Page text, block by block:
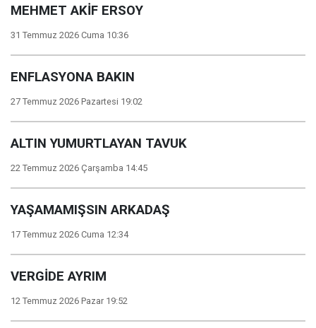
MEHMET AKİF ERSOY
31 Temmuz 2026 Cuma 10:36
ENFLASYONA BAKIN
27 Temmuz 2026 Pazartesi 19:02
ALTIN YUMURTLAYAN TAVUK
22 Temmuz 2026 Çarşamba 14:45
YAŞAMAMIŞSIN ARKADAŞ
17 Temmuz 2026 Cuma 12:34
VERGİDE AYRIM
12 Temmuz 2026 Pazar 19:52